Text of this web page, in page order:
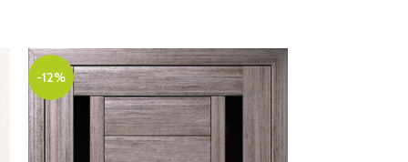
-12%